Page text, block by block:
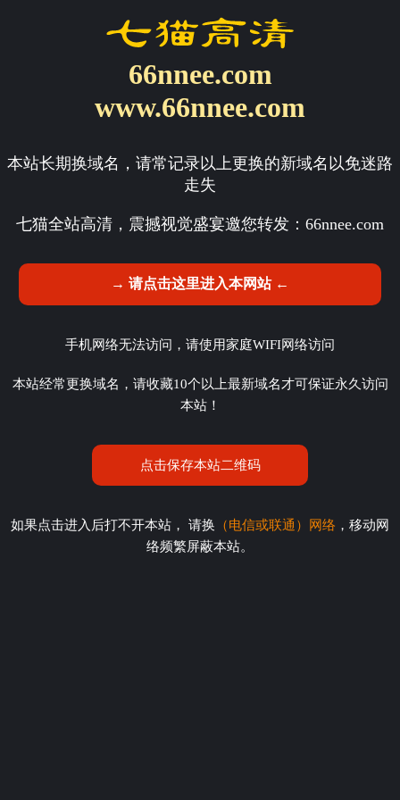
66nnee.com
www.66nnee.com
本站长期换域名，请常记录以上更换的新域名以免迷路
走失
七猫全站高清，震撼视觉盛宴邀您转发： 66nnee.com
→ 请点击这里进入本网站 ←
手机网络无法访问，请使用家庭WIFI网络访问
本站经常更换域名，请收藏10个以上最新域名才可保证永久访问
本站！
点击保存本站二维码
如果点击进入后打不开本站， 请换 （电信或联通）网络 ，移动网
络频繁屏蔽本站。